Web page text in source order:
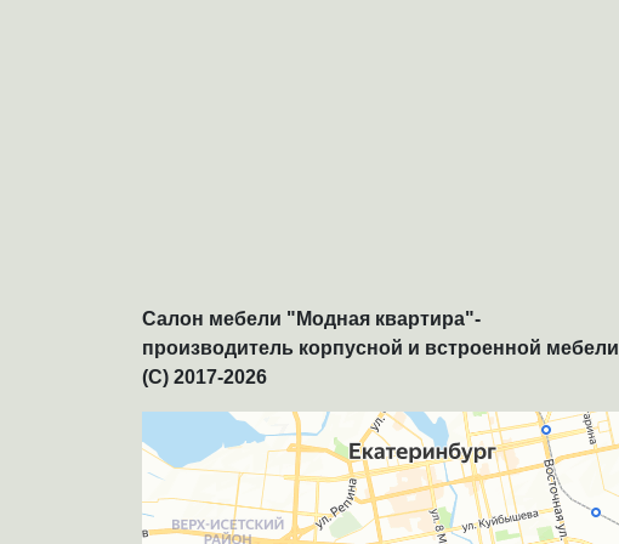
Салон мебели "Модная квартира"-
производитель корпусной и встроенной мебели
(C) 2017-2026